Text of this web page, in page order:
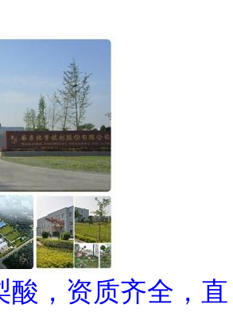
酸，资质齐全，直